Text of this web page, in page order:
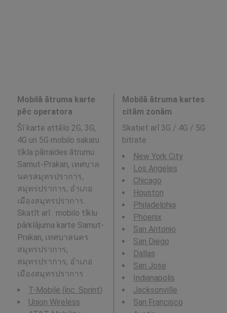
Mobilā ātruma karte
pēc operatora
Šī karte attēlo 2G, 3G,
4G un 5G mobilo sakaru
tīkla pārraides ātrumu
Samut-Prakan, เทศบาล
นครสมุทรปราการ,
สมุทรปราการ, อำเภอ
เมืองสมุทรปราการ.
Skatīt arī : mobilo tīklu
pārklājuma karte Samut-
Prakan, เทศบาลนคร
สมุทรปราการ,
สมุทรปราการ, อำเภอ
เมืองสมุทรปราการ .
T-Mobile (inc. Sprint)
Union Wireless
Mobilā ātruma kartes
citām zonām
Skatiet arī 3G / 4G / 5G
bitrate :
New York City
Los Angeles
Chicago
Houston
Philadelphia
Phoenix
San Antonio
San Diego
Dallas
San Jose
Indianapolis
Jacksonville
San Francisco